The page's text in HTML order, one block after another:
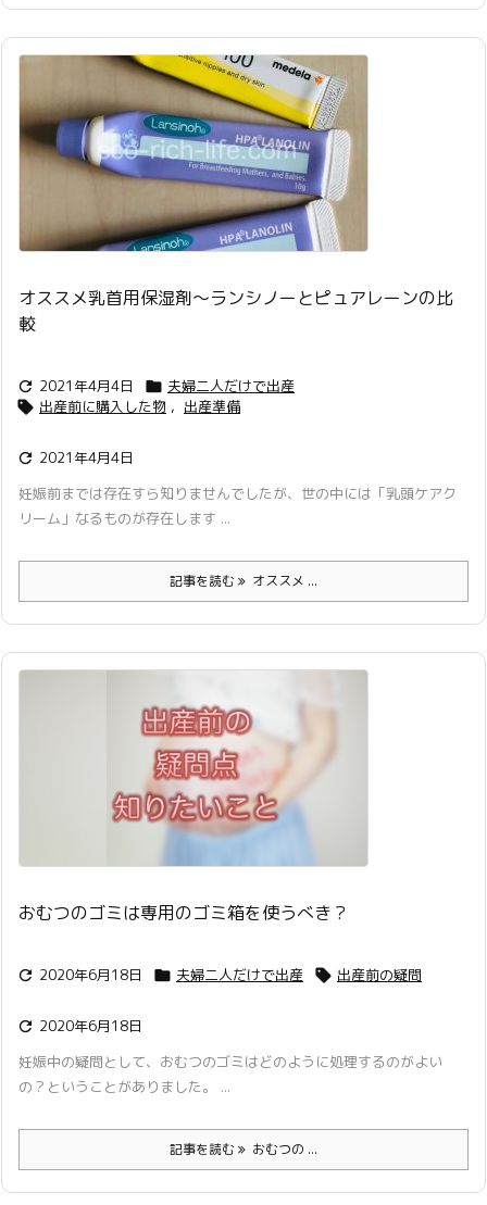
オススメ乳首用保湿剤〜ランシノーとピュアレーンの比
較
 2021年4月4日  夫婦二人だけで出産
 出産前に購入した物 , 出産準備
 2021年4月4日
妊娠前までは存在すら知りませんでしたが、世の中には「乳頭ケアク
リーム」なるものが存在します ...
記事を読む オススメ ...
おむつのゴミは専用のゴミ箱を使うべき？
 2020年6月18日  夫婦二人だけで出産  出産前の疑問
 2020年6月18日
妊娠中の疑問として、おむつのゴミはどのように処理するのがよい
の？ということがありました。 ...
記事を読む おむつの ...